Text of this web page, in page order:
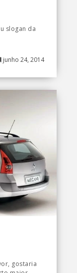
slogan da
junho 24, 2014
gostaria